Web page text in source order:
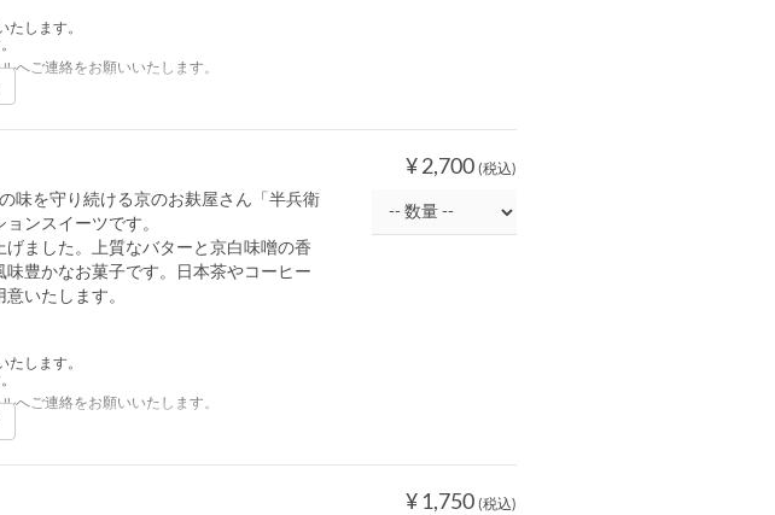
します。
へご連絡をお願いいたします。
¥ 2,700 (税込)
味を守り続ける京のお麸屋さん「半兵衛
ンスイーツです。
ました。上質なバターと京白味噌の香
豊かなお菓子です。日本茶やコーヒー
いたします。
します。
へご連絡をお願いいたします。
¥ 1,750 (税込)